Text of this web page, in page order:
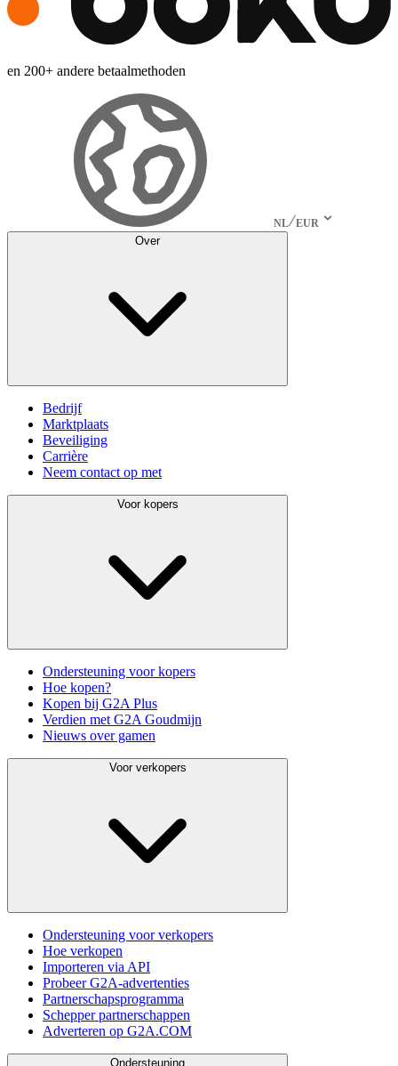
en 200+ andere betaalmethoden
NL EUR
Over
Bedrijf
Marktplaats
Beveiliging
Carrière
Neem contact op met
Voor kopers
Ondersteuning voor kopers
Hoe kopen?
Kopen bij G2A Plus
Verdien met G2A Goudmijn
Nieuws over gamen
Voor verkopers
Ondersteuning voor verkopers
Hoe verkopen
Importeren via API
Probeer G2A-advertenties
Partnerschapsprogramma
Schepper partnerschappen
Adverteren op G2A.COM
Ondersteuning